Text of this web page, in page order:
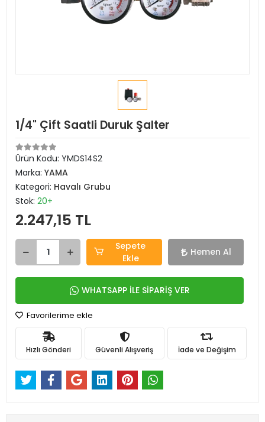
1/4" Çift Saatli Duruk Şalter
Ürün Kodu: YMDS14S2
Marka: YAMA
Kategori: Havalı Grubu
Stok: 20+
2.247,15 TL
Sepete
Ekle
Hemen Al
WHATSAPP İLE SİPARİŞ VER
Favorilerime ekle
Hızlı Gönderi Güvenli Alışveriş İade ve Değişim